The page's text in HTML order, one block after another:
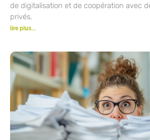
de digitalisation et de coopération avec
privés.
lire plus...